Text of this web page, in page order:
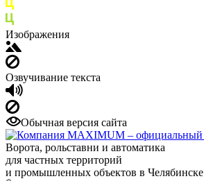
Изображения
Озвучивание текста
Обычная версия сайта
Ворота, рольставни и автоматика
для частных территорий
и промышленных объектов в Челябинске